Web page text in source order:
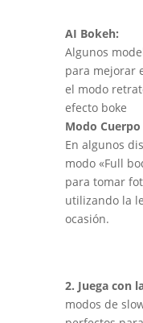
AI Bokeh:
Algunos
para mejorar
el modo
efecto boke
Modo
En algunos
modo «Full
para tomar
utilizando la
ocasión.
2. Juega con
modos de